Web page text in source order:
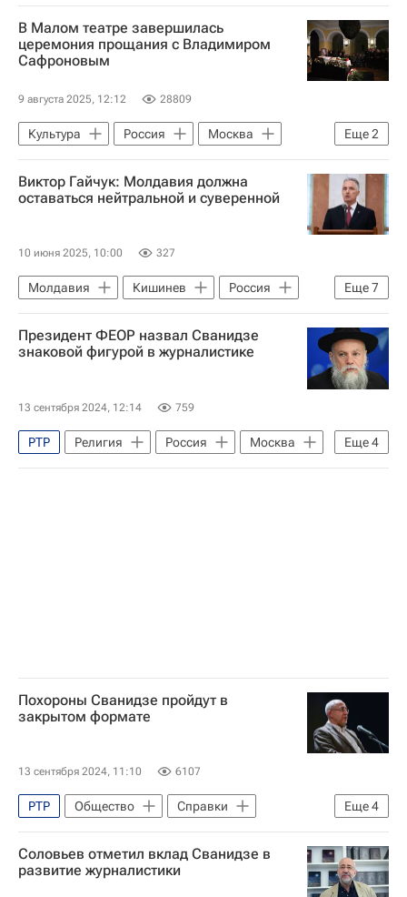
В Малом театре завершилась
церемония прощания с Владимиром
Сафроновым
9 августа 2025, 12:12 28809
Еще2
Культура Россия
Москва
Высшее театральное училище имени Щепкина
Малый театр
Виктор Гайчук: Молдавия должна
оставаться нейтральной и суверенной
10 июня 2025, 10:00 327
Еще7
Молдавия Кишинев
Россия
Майя Санду
Ирина Влах
Александр Стояногло
Совет Европы
Президент ФЕОР назвал Сванидзе
знаковой фигурой в журналистике
13 сентября 2024, 12:14 759
Еще4
РТР Религия Россия
Москва
Николай Сванидзе
Ева Меркачева
Похороны Сванидзе пройдут в
закрытом формате
13 сентября 2024, 11:10 6107
Еще4
РТР Общество
Справки
Москва
Россия
Николай Сванидзе
Ева Меркачева
Соловьев отметил вклад Сванидзе в
развитие журналистики